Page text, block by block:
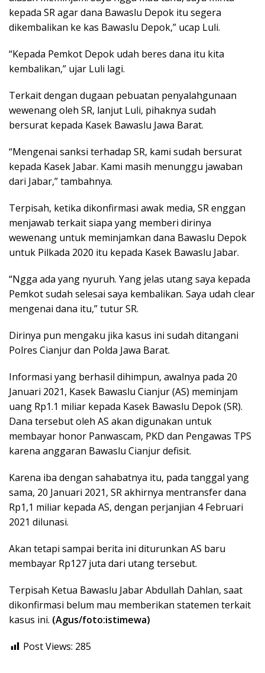
kepada SR agar dana Bawaslu Depok itu segera
dikembalikan ke kas Bawaslu Depok,” ucap Luli.
“Kepada Pemkot Depok udah beres dana itu kita
kembalikan,” ujar Luli lagi.
Terkait dengan dugaan pebuatan penyalahgunaan
wewenang oleh SR, lanjut Luli, pihaknya sudah
bersurat kepada Kasek Bawaslu Jawa Barat.
“Mengenai sanksi terhadap SR, kami sudah bersurat
kepada Kasek Jabar. Kami masih menunggu jawaban
dari Jabar,” tambahnya.
Terpisah, ketika dikonfirmasi awak media, SR enggan
menjawab terkait siapa yang memberi dirinya
wewenang untuk meminjamkan dana Bawaslu Depok
untuk Pilkada 2020 itu kepada Kasek Bawaslu Jabar.
“Ngga ada yang nyuruh. Yang jelas utang saya kepada
Pemkot sudah selesai saya kembalikan. Saya udah clear
mengenai dana itu,” tutur SR.
Dirinya pun mengaku jika kasus ini sudah ditangani
Polres Cianjur dan Polda Jawa Barat.
Informasi yang berhasil dihimpun, awalnya pada 20
Januari 2021, Kasek Bawaslu Cianjur (AS) meminjam
uang Rp1.1 miliar kepada Kasek Bawaslu Depok (SR).
Dana tersebut oleh AS akan digunakan untuk
membayar honor Panwascam, PKD dan Pengawas TPS
karena anggaran Bawaslu Cianjur defisit.
Karena iba dengan sahabatnya itu, pada tanggal yang
sama, 20 Januari 2021, SR akhirnya mentransfer dana
Rp1,1 miliar kepada AS, dengan perjanjian 4 Februari
2021 dilunasi.
Akan tetapi sampai berita ini diturunkan AS baru
membayar Rp127 juta dari utang tersebut.
Terpisah Ketua Bawaslu Jabar Abdullah Dahlan, saat
dikonfirmasi belum mau memberikan statemen terkait
kasus ini. (Agus/foto:istimewa)
Post Views: 285